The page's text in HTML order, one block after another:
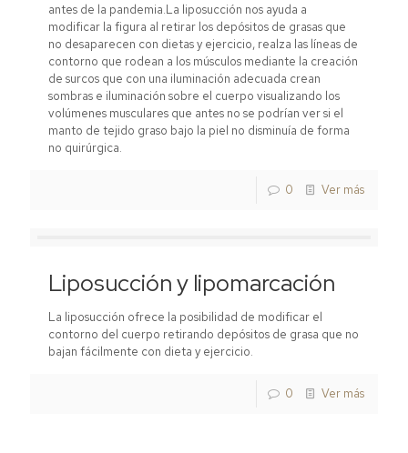
antes de la pandemia.La liposucción nos ayuda a
modificar la figura al retirar los depósitos de grasas que
no desaparecen con dietas y ejercicio, realza las líneas de
contorno que rodean a los músculos mediante la creación
de surcos que con una iluminación adecuada crean
sombras e iluminación sobre el cuerpo visualizando los
volúmenes musculares que antes no se podrían ver si el
manto de tejido graso bajo la piel no disminuía de forma
no quirúrgica.
0 Ver más
Liposucción y lipomarcación
La liposucción ofrece la posibilidad de modificar el
contorno del cuerpo retirando depósitos de grasa que no
bajan fácilmente con dieta y ejercicio.
0 Ver más